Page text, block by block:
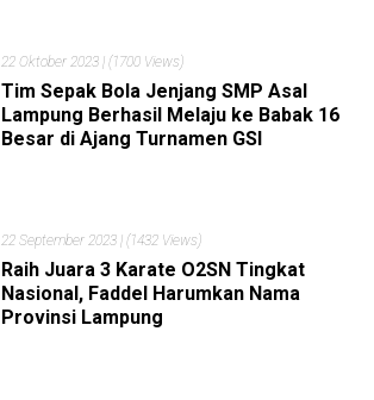
22 Oktober 2023 | (1700 Views)
Tim Sepak Bola Jenjang SMP Asal
Lampung Berhasil Melaju ke Babak 16
Besar di Ajang Turnamen GSI
22 September 2023 | (1432 Views)
Raih Juara 3 Karate O2SN Tingkat
Nasional, Faddel Harumkan Nama
Provinsi Lampung